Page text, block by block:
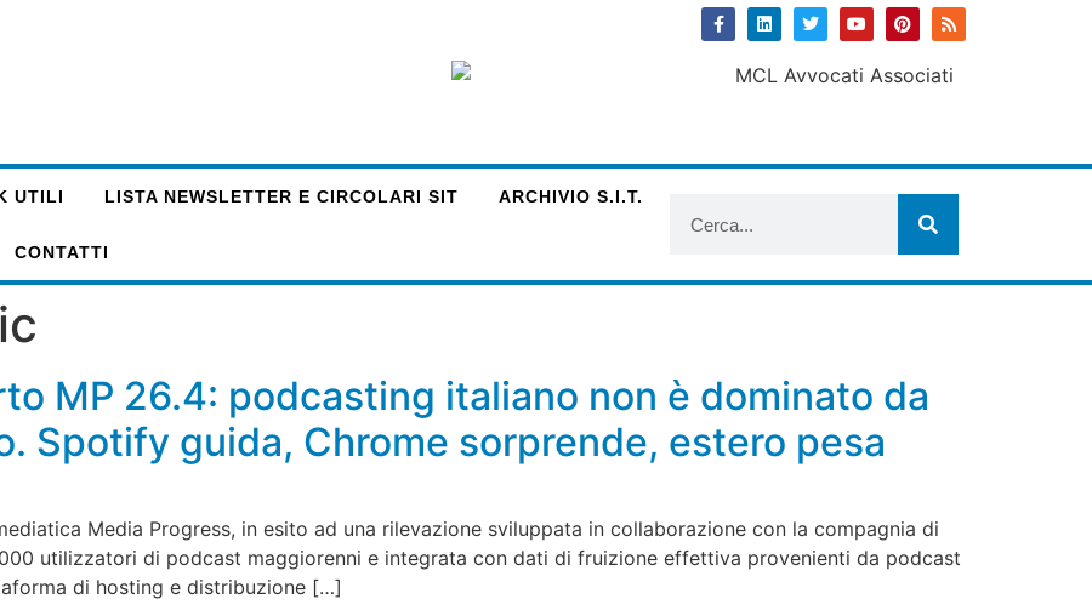
UTILI LISTA NEWSLETTER E CIRCOLARI SIT ARCHIVIO S.I.T.
CONTATTI
MP 26.4: podcasting italiano non è dominato da
Spotify guida, Chrome sorprende, estero pesa
Media Progress, in esito ad una rilevazione sviluppata in collaborazione con la compagnia di
utilizzatori di podcast maggiorenni e integrata con dati di fruizione effettiva provenienti da podcast
di hosting e distribuzione […]